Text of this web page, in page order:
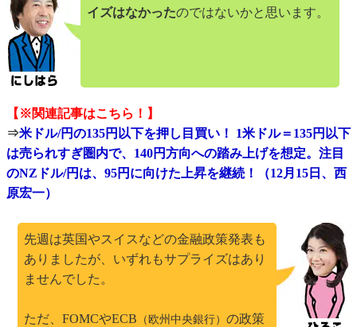
イズはなかったのではないかと思います。
【※関連記事はこちら！】
⇒米ドル/円の135円以下を押し目買い！ 1米ドル＝135円以下
は売られすぎ圏内で、140円方向への踏み上げを想定。注目
のNZドル/円は、95円に向けた上昇を継続！（12月15日、西
原宏一）
先週は英国やスイスなどの金融政策発表も
ありましたが、いずれもサプライズはあり
ませんでした。
ただ、FOMCやECB （欧州中央銀行） の政策